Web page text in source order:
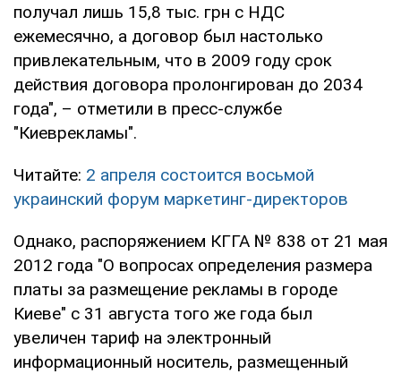
получал лишь 15,8 тыс. грн с НДС
ежемесячно, а договор был настолько
привлекательным, что в 2009 году срок
действия договора пролонгирован до 2034
года", – отметили в пресс-службе
"Киеврекламы".
Читайте: 2 апреля состоится восьмой
украинский форум маркетинг-директоров
Однако, распоряжением КГГА № 838 от 21 мая
2012 года "О вопросах определения размера
платы за размещение рекламы в городе
Киеве" с 31 августа того же года был
увеличен тариф на электронный
информационный носитель, размещенный